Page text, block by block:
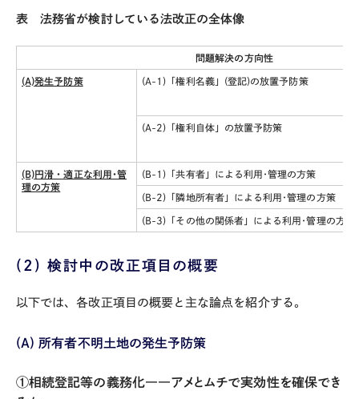
表 法務省が検討している法改正の全体像
問題解決の方向性
(A)発生予防策 (A-1)「権利名義」 (登記)の放置予防策
(A-2)「権利自体」の放置予防策
(B)円滑・適正な利用･管
理の方策
(B-1)「共有者」による利用･管理の方策
(B-2)「隣地所有者」による利用･管理の方策
(B-3)「その他の関係者」による利用･管理の方策
(2)検討中の改正項目の概要
以下では、各改正項目の概要と主な論点を紹介する。
(A)所有者不明土地の発生予防策
①相続登記等の義務化――アメとムチで実効性を確保でき